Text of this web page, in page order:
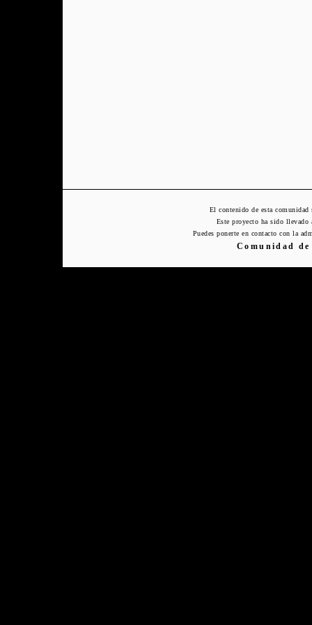
El contenido de esta
Este proyecto ha sido
Puedes ponerte en contacto con la
Comunidad